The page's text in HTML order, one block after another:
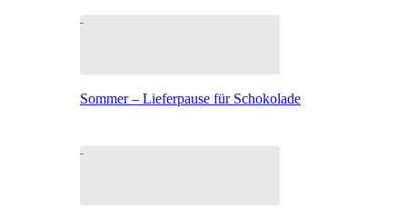
Sommer – Lieferpause für Schokolade